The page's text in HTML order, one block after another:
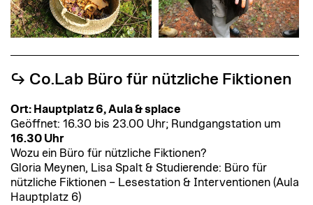
↪︎ Co.Lab Büro für nützliche Fiktionen
Ort: Hauptplatz 6, Aula & splace
Geöffnet: 16.30 bis 23.00 Uhr; Rundgangstation um
16.30 Uhr
Wozu ein Büro für nützliche Fiktionen?
Gloria Meynen, Lisa Spalt & Studierende: Büro für
nützliche Fiktionen – Lesestation & Interventionen (Aula
Hauptplatz 6)